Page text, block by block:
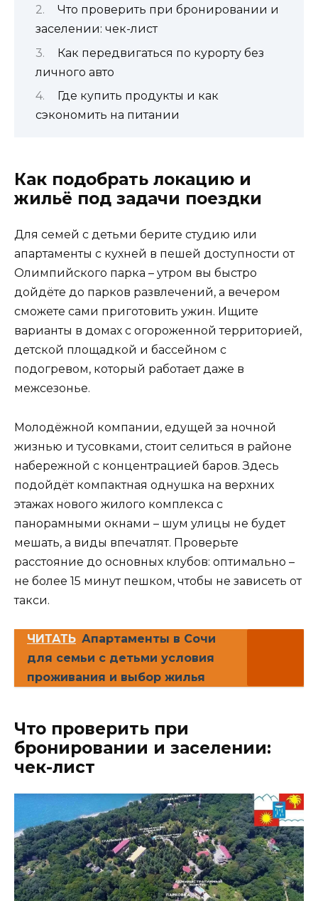
Что проверить при бронировании и
заселении: чек-лист
Как передвигаться по курорту без
личного авто
Где купить продукты и как
сэкономить на питании
Как подобрать локацию и
жильё под задачи поездки
Для семей с детьми берите студию или
апартаменты с кухней в пешей доступности от
Олимпийского парка – утром вы быстро
дойдёте до парков развлечений, а вечером
сможете сами приготовить ужин. Ищите
варианты в домах с огороженной территорией,
детской площадкой и бассейном с
подогревом, который работает даже в
межсезонье.
Молодёжной компании, едущей за ночной
жизнью и тусовками, стоит селиться в районе
набережной с концентрацией баров. Здесь
подойдёт компактная однушка на верхних
этажах нового жилого комплекса с
панорамными окнами – шум улицы не будет
мешать, а виды впечатлят. Проверьте
расстояние до основных клубов: оптимально –
не более 15 минут пешком, чтобы не зависеть от
такси.
ЧИТАТЬ Апартаменты в Сочи
для семьи с детьми условия
проживания и выбор жилья
Что проверить при
бронировании и заселении:
чек-лист